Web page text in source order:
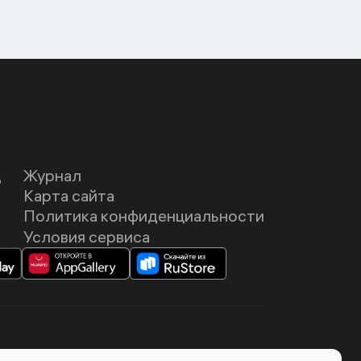
Журнал
Карта сайта
Политика конфиденциальности
Условия сервиса